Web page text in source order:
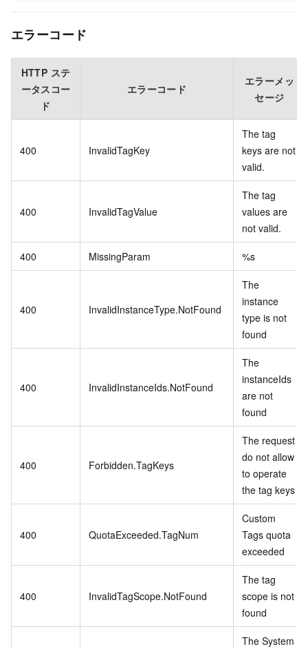
エラーコード
HTTP ステ
ータスコー
ド
エラーコード
エラーメッ
セージ
400 InvalidTagKey
The tag
keys are not
valid.
400 InvalidTagValue
The tag
values are
not valid.
400 MissingParam %s
400 InvalidInstanceType.NotFound
The
instance
type is not
found
400 InvalidInstanceIds.NotFound
The
instanceIds
are not
found
400 Forbidden.TagKeys
The request
do not allow
to operate
the tag keys
400 QuotaExceeded.TagNum
Custom
Tags quota
exceeded
400 InvalidTagScope.NotFound
The tag
scope is not
found
The System